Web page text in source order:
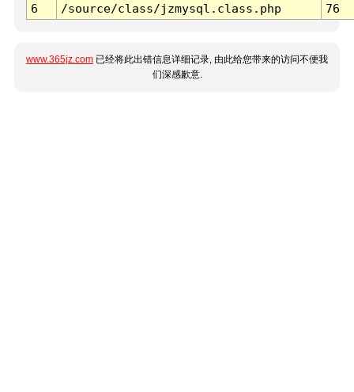
6
/source/class/jzmysql.class.php 76
www.365jz.com 已经将此出错信息详细记录, 由此给您带来的访问不便我
们深感歉意.